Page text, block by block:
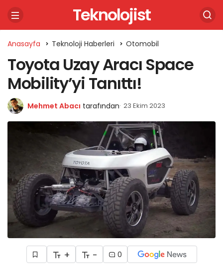
Teknolojist
Anasayfa Teknoloji Haberleri Otomobil
Toyota Uzay Aracı Space
Mobility’yi Tanıttı!
Mehmet Abacı tarafından 23 Ekim 2023
+ - 0